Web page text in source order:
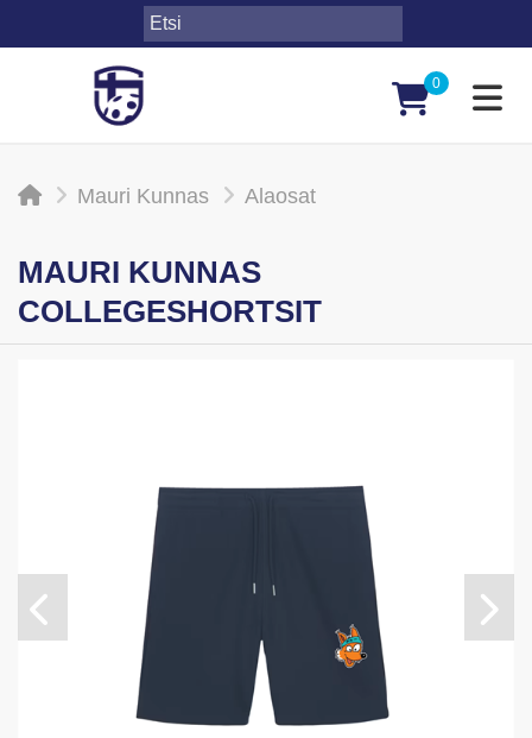
0
Mauri Kunnas Alaosat
MAURI KUNNAS
COLLEGESHORTSIT